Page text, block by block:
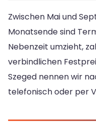
Zwischen Mai und
Monatsende sind
Nebenzeit umzieht,
verbindlichen
Szeged nennen wir
telefonisch oder per